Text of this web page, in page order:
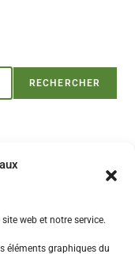
web et notre service.
éléments graphiques du
RECHERCHER